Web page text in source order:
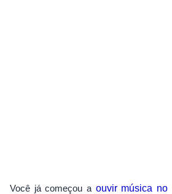
Você já começou a ouvir música no